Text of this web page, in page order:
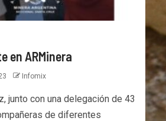
en ARMinera
Infomix
junto con una delegación de 43
de diferentes